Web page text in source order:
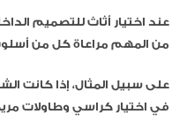
عند اختيار أثاث للتصميم
من المهم مراعاة كل من
على سبيل المثال، إذا كانت
في اختيار كراسي وطاولات